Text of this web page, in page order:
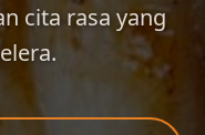
cita rasa yang